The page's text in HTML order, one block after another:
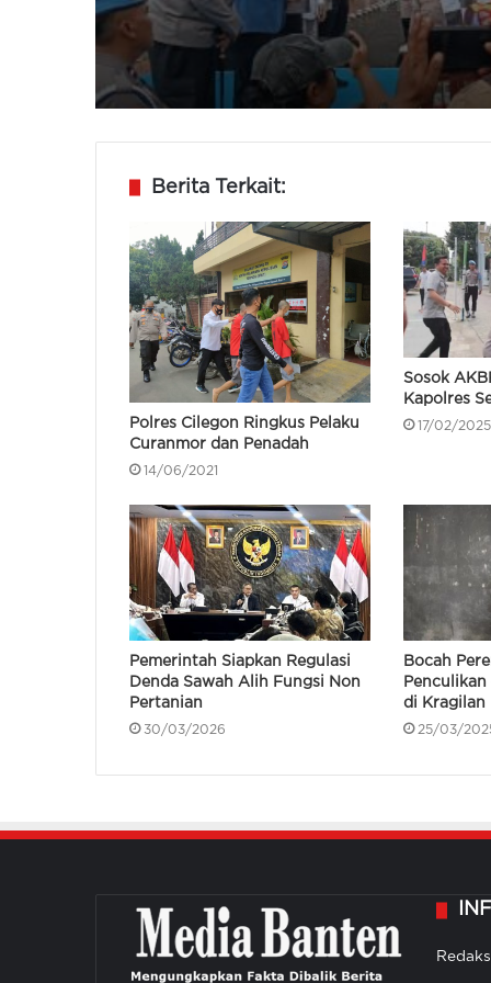
Polres Tangsel
Peredaran 46 Juta
Keras Ilegal
Berita Terkait:
Polres Cilegon Ringkus Pelaku
Curanmor dan Penadah
14/06/2021
Sosok
Kapolres
17/02/2025
Pemerintah Siapkan Regulasi
Denda Sawah Alih Fungsi Non
Pertanian
30/03/2026
Bocah
di Kragilan
25/03/